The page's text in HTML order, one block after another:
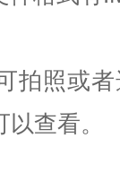
拍照或
查看。